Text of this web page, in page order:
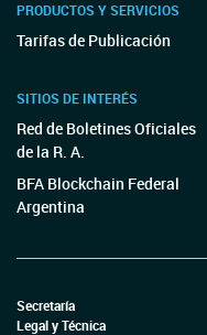
PRODUCTOS Y SERVICIOS
Tarifas de Publicación
SITIOS DE INTERÉS
Red de Boletines Oficiales
de la R. A.
BFA Blockchain Federal
Argentina
Secretaría
Legal y Técnica